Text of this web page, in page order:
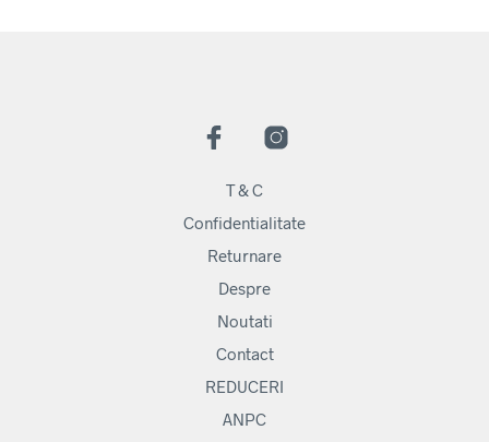
T & C
Confidentialitate
Returnare
Despre
Noutati
Contact
REDUCERI
ANPC